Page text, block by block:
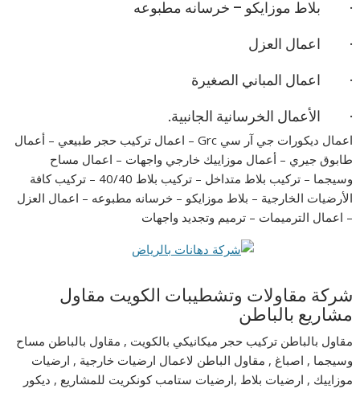
· بلاط موزايكو – خرسانه مطبوعه
· اعمال العزل
· اعمال المباني الصغيرة
· الأعمال الخرسانية الجانبية.
اعمال ديكورات جي آر سي Grc – اعمال تركيب حجر طبيعي – أعمال
طابوق جيري – أعمال موزاييك خارجي واجهات – اعمال مساح
وسيجما – تركيب بلاط متداخل – تركيب بلاط 40/40 – تركيب كافة
الأرضيات الخارجية – بلاط موزايكو – خرسانه مطبوعه – اعمال العزل
– اعمال الترميمات – ترميم وتجديد واجهات
شركة مقاولات وتشطيبات الكويت مقاول
مشاريع بالباطن
مقاول بالباطن تركيب حجر ميكانيكي بالكويت , مقاول بالباطن مساح
وسيجما , اصباغ , مقاول الباطن لاعمال ارضيات خارجية , ارضيات
موزاييك , ارضيات بلاط ,ارضيات ستامب كونكريت للمشاريع , ديكور